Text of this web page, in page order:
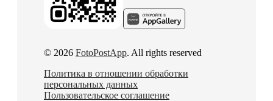
© 2026 FotoPostApp. All rights reserved
Политика в отношении обработки
персональных данных
Пользовательское соглашение